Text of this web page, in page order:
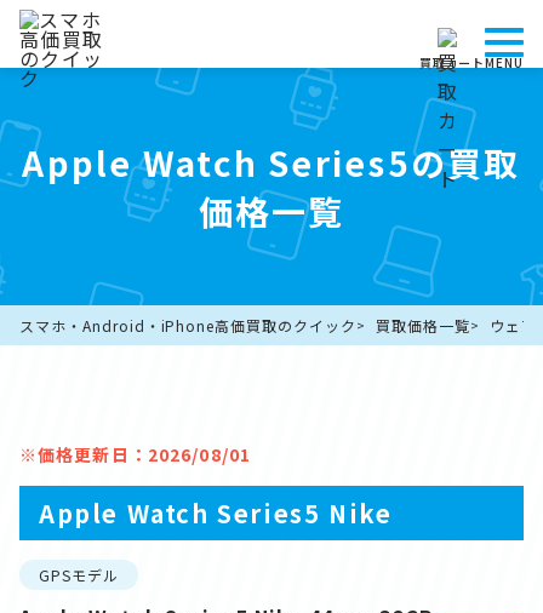
買取カートMENU
Apple Watch Series5の買取
価格一覧
スマホ・Android・iPhone高価買取のクイック 買取価格一覧 ウェア
※価格更新日：2026/08/01
Apple Watch Series5 Nike
GPSモデル